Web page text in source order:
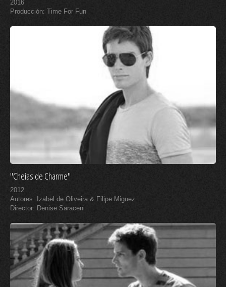
2016
Producción: Time For Fun
"Cheias de Charme"
2012
Autores: Izabel de Oliveira & Filipe Miguez
Director: Denise Saraceni